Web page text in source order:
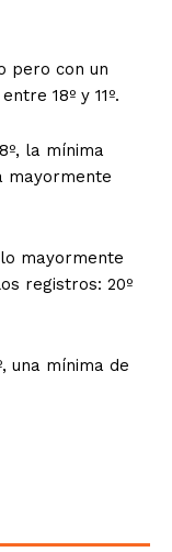
pero con un
18º y 11º.
la mínima
mayormente
mayormente
registros: 20º
una mínima de